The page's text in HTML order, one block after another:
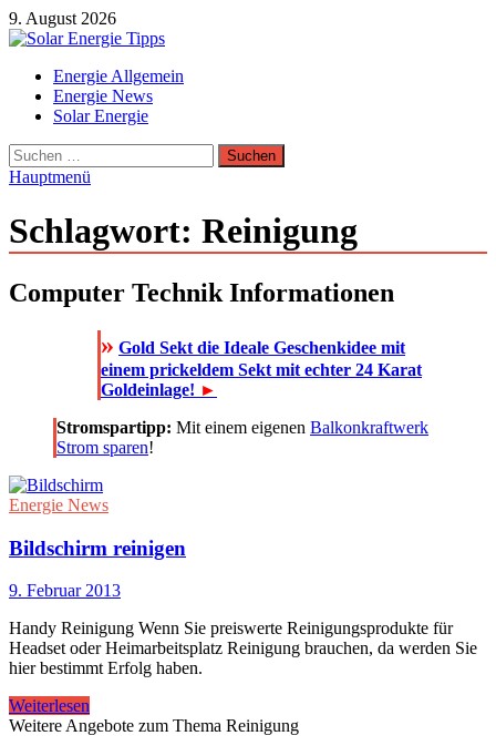
Zum
Inhalt
9. August 2026
Solar Energie Tipps
Solar Energie und Photovoltaik Informationen und Tipps
Energie Allgemein
Energie News
Solar Energie
Suchen
nach:
Hauptmenü
Schlagwort: Reinigung
Computer Technik Informationen
» Gold Sekt die Ideale Geschenkidee mit
einem prickeldem Sekt mit echter 24 Karat
Goldeinlage! ►
Stromspartipp: Mit einem eigenen Balkonkraftwerk
Strom sparen!
Energie News
Bildschirm reinigen
9. Februar 2013
Handy Reinigung Wenn Sie preiswerte Reinigungsprodukte für
Headset oder Heimarbeitsplatz Reinigung brauchen, da werden Sie
hier bestimmt Erfolg haben.
Weiterlesen
Weitere Angebote zum Thema Reinigung